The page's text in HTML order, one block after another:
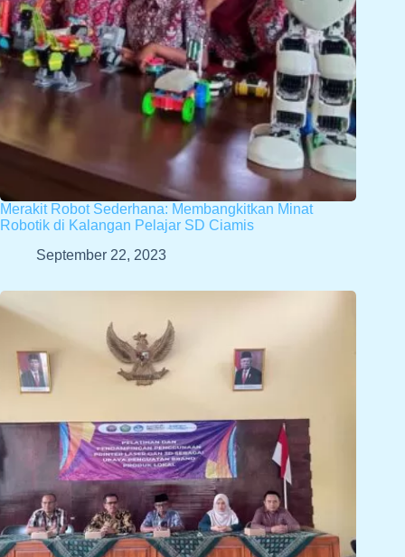
Merakit Robot Sederhana: Membangkitkan Minat
Robotik di Kalangan Pelajar SD Ciamis
September 22, 2023